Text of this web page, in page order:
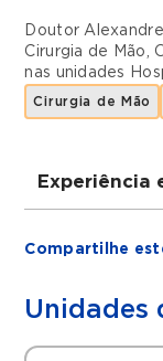
Doutor
Cirurgia de Mão,
nas unidades
Cirurgia de Mão
Experiência
Ortopedia
Escola
Compartilhe
Unidades